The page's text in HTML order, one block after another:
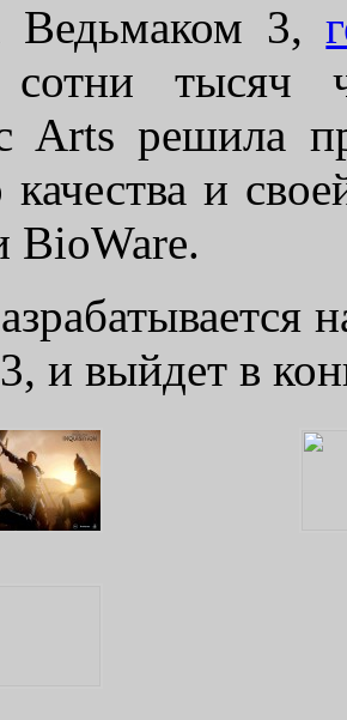
Ведьмаком 3,
сотни
Arts решила
качества и
BioWare.
и выйдет в